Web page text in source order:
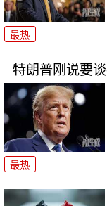
最热
特朗普刚说要
最热